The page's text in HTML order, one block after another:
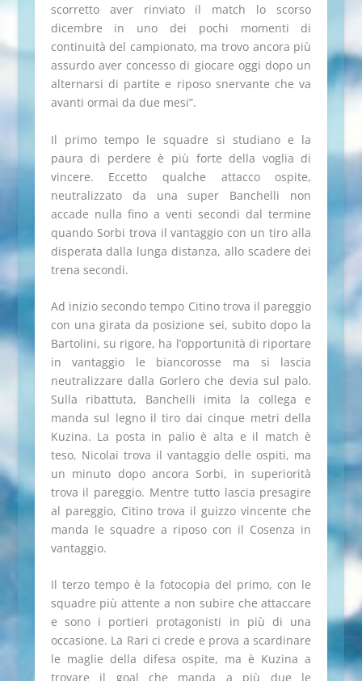
scorretto aver rinviato il match lo scorso
dicembre in uno dei pochi momenti di
continuità del campionato, ma trovo ancora più
assurdo aver concesso di giocare oggi dopo un
alternarsi di partite e riposo snervante che va
avanti ormai da due mesi”.
Il primo tempo le squadre si studiano e la
paura di perdere è più forte della voglia di
vincere. Eccetto qualche attacco ospite,
neutralizzato da una super Banchelli non
accade nulla fino a venti secondi dal termine
quando Sorbi trova il vantaggio con un tiro alla
disperata dalla lunga distanza, allo scadere dei
trena secondi.
Ad inizio secondo tempo Citino trova il pareggio
con una girata da posizione sei, subito dopo la
Bartolini, su rigore, ha l’opportunità di riportare
in vantaggio le biancorosse ma si lascia
neutralizzare dalla Gorlero che devia sul palo.
Sulla ribattuta, Banchelli imita la collega e
manda sul legno il tiro dai cinque metri della
Kuzina. La posta in palio è alta e il match è
teso, Nicolai trova il vantaggio delle ospiti, ma
un minuto dopo ancora Sorbi, in superiorità
trova il pareggio. Mentre tutto lascia presagire
al pareggio, Citino trova il guizzo vincente che
manda le squadre a riposo con il Cosenza in
vantaggio.
Il terzo tempo è la fotocopia del primo, con le
squadre più attente a non subire che attaccare
e sono i portieri protagonisti in più di una
occasione. La Rari ci crede e prova a scardinare
le maglie della difesa ospite, ma è Kuzina a
trovare il goal che manda a più due le